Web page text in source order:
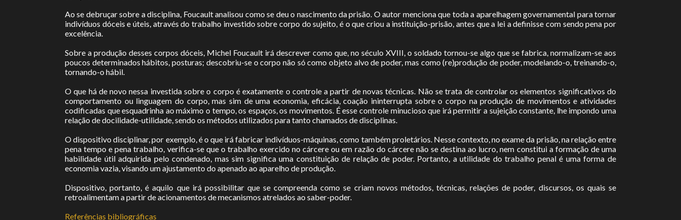
Ao se debruçar sobre a disciplina, Foucault analisou como se deu o nascimento da prisão. O autor menciona que toda a aparelhagem governamental para tornar
indivíduos dóceis e úteis, através do trabalho investido sobre corpo do sujeito, é o que criou a instituição-prisão, antes que a lei a definisse com sendo pena por
excelência.
Sobre a produção desses corpos dóceis, Michel Foucault irá descrever como que, no século XVIII, o soldado tornou-se algo que se fabrica, normalizam-se aos
poucos determinados hábitos, posturas; descobriu-se o corpo não só como objeto alvo de poder, mas como (re)produção de poder, modelando-o, treinando-o,
tornando-o hábil.
O que há de novo nessa investida sobre o corpo é exatamente o controle a partir de novas técnicas. Não se trata de controlar os elementos significativos do
comportamento ou linguagem do corpo, mas sim de uma economia, eficácia, coação ininterrupta sobre o corpo na produção de movimentos e atividades
codificadas que esquadrinha ao máximo o tempo, os espaços, os movimentos. É esse controle minucioso que irá permitir a sujeição constante, lhe impondo uma
relação de docilidade-utilidade, sendo os métodos utilizados para tanto chamados de disciplinas.
O dispositivo disciplinar, por exemplo, é o que irá fabricar indivíduos-máquinas, como também proletários. Nesse contexto, no exame da prisão, na relação entre
pena tempo e pena trabalho, verifica-se que o trabalho exercido no cárcere ou em razão do cárcere não se destina ao lucro, nem constitui a formação de uma
habilidade útil adquirida pelo condenado, mas sim significa uma constituição de relação de poder. Portanto, a utilidade do trabalho penal é uma forma de
economia vazia, visando um ajustamento do apenado ao aparelho de produção.
Dispositivo, portanto, é aquilo que irá possibilitar que se compreenda como se criam novos métodos, técnicas, relações de poder, discursos, os quais se
retroalimentam a partir de acionamentos de mecanismos atrelados ao saber-poder.
Referências bibliográficas